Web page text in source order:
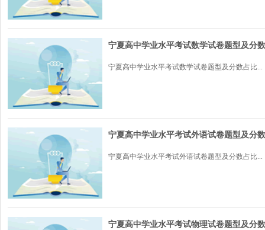
宁夏高中学业水平考试数学试卷题型及分
宁夏高中学业水平考试数学试卷题型及分数占比...
宁夏高中学业水平考试外语试卷题型及分
宁夏高中学业水平考试外语试卷题型及分数占比...
宁夏高中学业水平考试物理试卷题型及分